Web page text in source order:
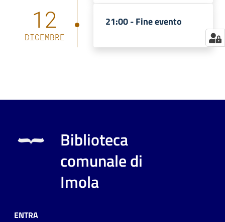
12
DICEMBRE
21:00 -Fine evento
Biblioteca
comunale di
Imola
ENTRA